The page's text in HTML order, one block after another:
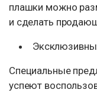
плашки можно
и сделать
Специальные
успеют